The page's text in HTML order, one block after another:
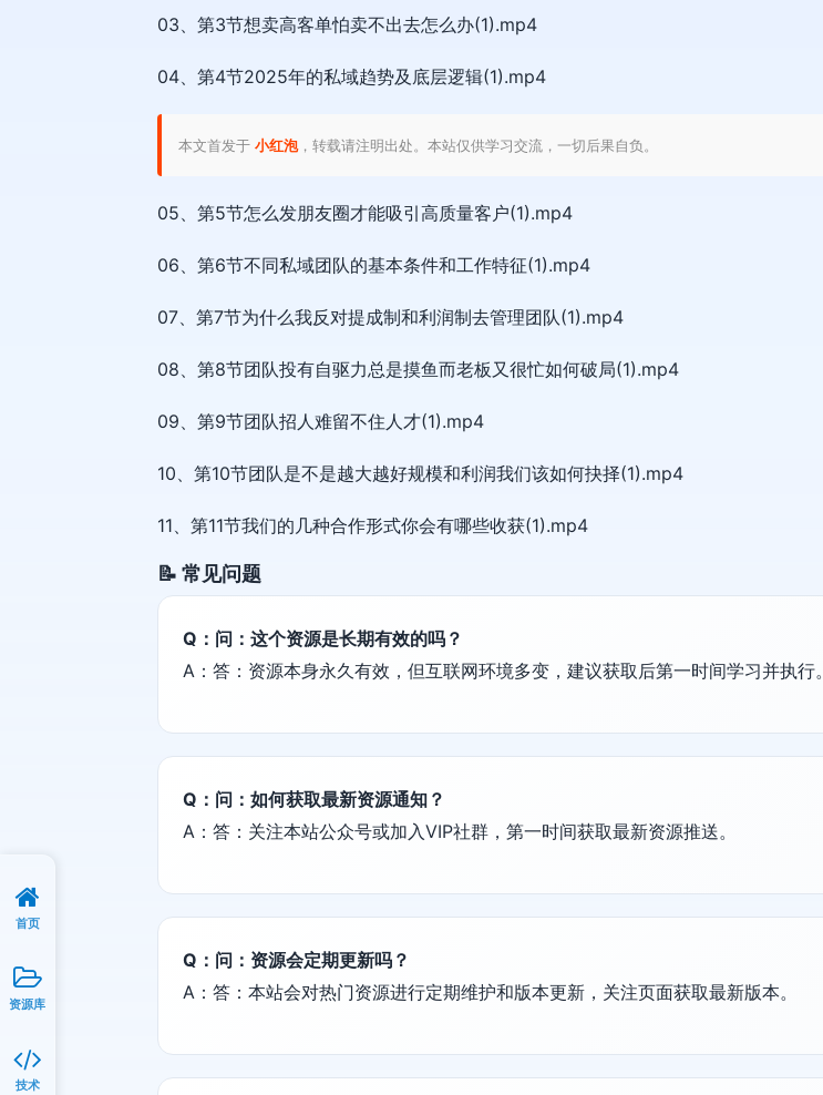
03、第3节想卖高客单怕卖不出去怎么办(1).mp4
04、第4节2025年的私域趋势及底层逻辑(1).mp4
本文首发于 小红泡，转载请注明出处。本站仅供学习交流，一切后果自负。
05、第5节怎么发朋友圈才能吸引高质量客户(1).mp4
06、第6节不同私域团队的基本条件和工作特征(1).mp4
07、第7节为什么我反对提成制和利润制去管理团队(1).mp4
08、第8节团队投有自驱力总是摸鱼而老板又很忙如何破局(1).mp4
09、第9节团队招人难留不住人才(1).mp4
10、第10节团队是不是越大越好规模和利润我们该如何抉择(1).mp4
11、第11节我们的几种合作形式你会有哪些收获(1).mp4
📝 常见问题
Q：问：这个资源是长期有效的吗？
A：答：资源本身永久有效，但互联网环境多变，建议获取后第一时间学习并执行。
Q：问：如何获取最新资源通知？
A：答：关注本站公众号或加入VIP社群，第一时间获取最新资源推送。
Q：问：资源会定期更新吗？
A：答：本站会对热门资源进行定期维护和版本更新，关注页面获取最新版本。
首页
资源库
技术